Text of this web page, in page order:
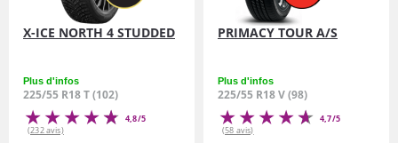
X-ICE NORTH 4 STUDDED
Plus d'infos
225/55 R18 T (102)
4,8/5
(232 avis)
PRIMACY TOUR A/S
Plus d'infos
225/55 R18 V (98)
4,7/5
(58 avis)